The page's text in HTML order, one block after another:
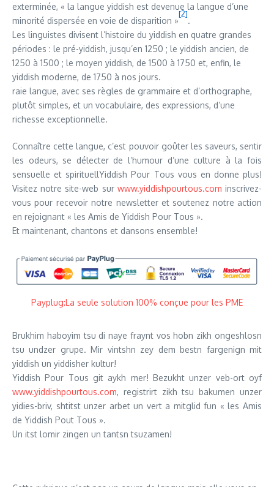
exterminée, « la langue yiddish est devenue la langue d’une
minorité dispersée en voie de disparition »
[2]
.
Les linguistes divisent l’histoire du yiddish en quatre grandes
périodes : le pré-yiddish, jusqu’en 1250 ; le yiddish ancien, de
1250 à 1500 ; le moyen yiddish, de 1500 à 1750 et, enfin, le
yiddish moderne, de 1750 à nos jours.
raie langue, avec ses règles de grammaire et d’orthographe,
plutôt simples, et un vocabulaire, des expressions, d’une
richesse exceptionnelle.
Connaître cette langue, c’est pouvoir goûter les saveurs, sentir
les odeurs, se délecter de l’humour d’une culture à la fois
sensuelle et spirituellYiddish Pour Tous vous en donne plus!
Visitez notre site-web sur www.yiddishpourtous.com inscrivez-
vous pour recevoir notre newsletter et soutenez notre action
en rejoignant « les Amis de Yiddish Pour Tous ».
Et maintenant, chantons et dansons ensemble!
Payplug:La seule solution 100% conçue pour les PME
Brukhim haboyim tsu di naye fraynt vos hobn zikh ongeshlosn
tsu undzer grupe. Mir vintshn zey dem bestn fargenign mit
yiddish un yiddisher kultur!
Yiddish Pour Tous git aykh mer! Bezukht unzer veb-ort oyf
www.yiddishpourtous.com, registrirt zikh tsu bakumen unzer
yidies-briv, shtitst unzer arbet un vert a mitglid fun « les Amis
de Yiddish Pout Tous ».
Un itst lomir zingen un tantsn tsuzamen!